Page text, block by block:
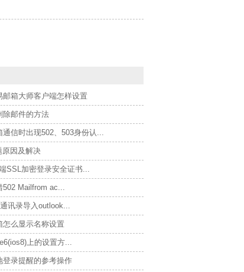
邮箱大师客户端怎样设置
除邮件的方法
信时出现502、503身份认...
原因及解决
SSL加密登录安全证书...
Mailfrom ac...
讯录导入outlook...
怎么显示名称设置
上的设置方...
登录提醒的参考操作